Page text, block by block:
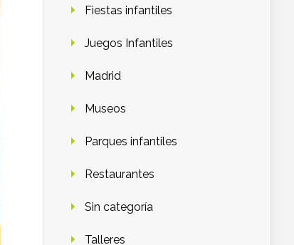
Fiestas infantiles
Juegos Infantiles
Madrid
Museos
Parques infantiles
Restaurantes
Sin categoría
Talleres